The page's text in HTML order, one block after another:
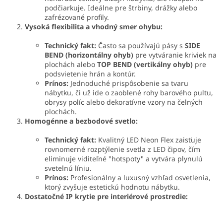
podčiarkuje. Ideálne pre štrbiny, drážky alebo
zafrézované profily.
Vysoká flexibilita a vhodný smer ohybu:
Technický fakt: Často sa používajú pásy s SIDE
BEND (horizontálny ohyb) pre vytváranie kriviek na
plochách alebo TOP BEND (vertikálny ohyb) pre
podsvietenie hrán a kontúr.
Prínos: Jednoduché prispôsobenie sa tvaru
nábytku, či už ide o zaoblené rohy barového pultu,
obrysy políc alebo dekoratívne vzory na čelných
plochách.
Homogénne a bezbodové svetlo:
Technický fakt: Kvalitný LED Neon Flex zaisťuje
rovnomerné rozptýlenie svetla z LED čipov, čím
eliminuje viditeľné "hotspoty" a vytvára plynulú
svetelnú líniu.
Prínos: Profesionálny a luxusný vzhľad osvetlenia,
ktorý zvyšuje estetickú hodnotu nábytku.
Dostatočné IP krytie pre interiérové prostredie: